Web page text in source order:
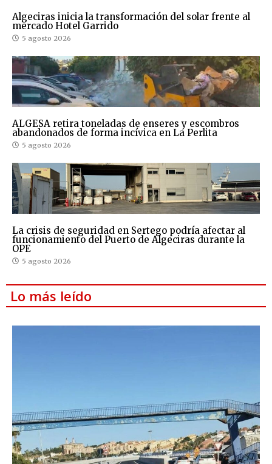
Algeciras inicia la transformación del solar frente al
mercado Hotel Garrido
5 agosto 2026
ALGESA retira toneladas de enseres y escombros
abandonados de forma incívica en La Perlita
5 agosto 2026
La crisis de seguridad en Sertego podría afectar al
funcionamiento del Puerto de Algeciras durante la
OPE
5 agosto 2026
Lo más leído